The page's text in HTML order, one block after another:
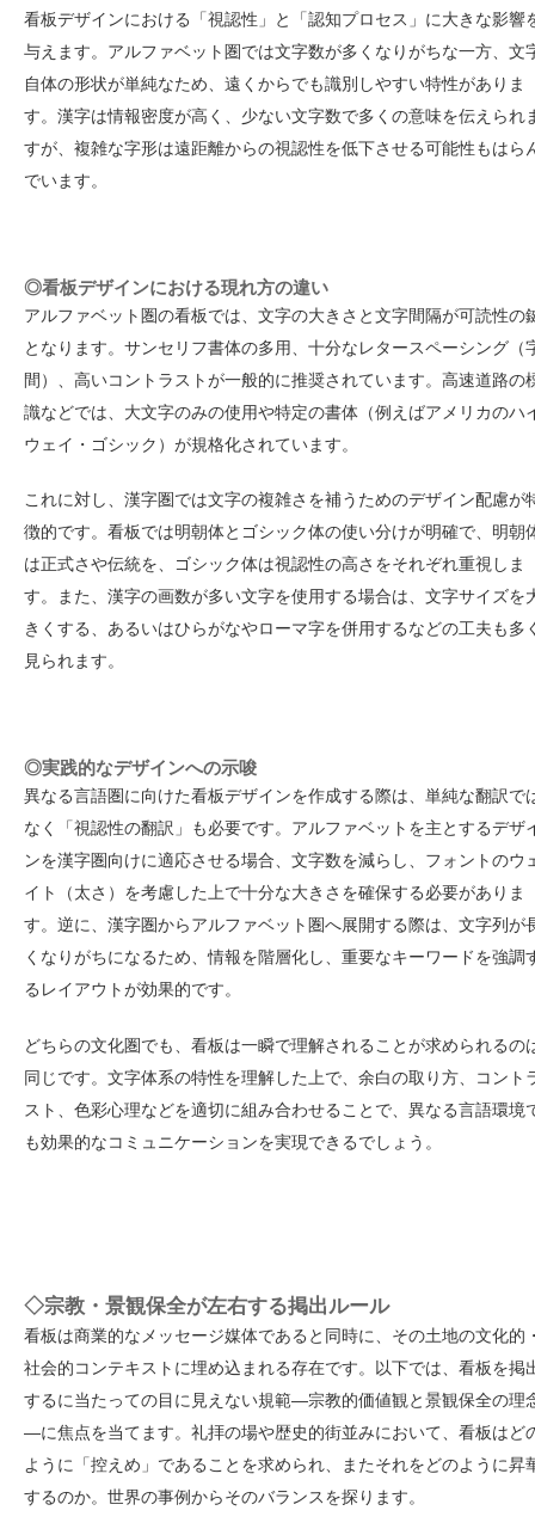
看板デザインにおける「視認性」と「認知プロセス」に大きな影響
与えます。アルファベット圏では文字数が多くなりがちな一方、文
自体の形状が単純なため、遠くからでも識別しやすい特性がありま
す。漢字は情報密度が高く、少ない文字数で多くの意味を伝えられ
すが、複雑な字形は遠距離からの視認性を低下させる可能性もはら
でいます。
◎看板デザインにおける現れ方の違い
アルファベット圏の看板では、文字の大きさと文字間隔が可読性の
となります。サンセリフ書体の多用、十分なレタースペーシング（
間）、高いコントラストが一般的に推奨されています。高速道路の
識などでは、大文字のみの使用や特定の書体（例えばアメリカのハ
ウェイ・ゴシック）が規格化されています。
これに対し、漢字圏では文字の複雑さを補うためのデザイン配慮が
徴的です。看板では明朝体とゴシック体の使い分けが明確で、明朝
は正式さや伝統を、ゴシック体は視認性の高さをそれぞれ重視しま
す。また、漢字の画数が多い文字を使用する場合は、文字サイズを
きくする、あるいはひらがなやローマ字を併用するなどの工夫も多
見られます。
◎実践的なデザインへの示唆
異なる言語圏に向けた看板デザインを作成する際は、単純な翻訳で
なく「視認性の翻訳」も必要です。アルファベットを主とするデザ
ンを漢字圏向けに適応させる場合、文字数を減らし、フォントのウ
イト（太さ）を考慮した上で十分な大きさを確保する必要がありま
す。逆に、漢字圏からアルファベット圏へ展開する際は、文字列が
くなりがちになるため、情報を階層化し、重要なキーワードを強調
るレイアウトが効果的です。
どちらの文化圏でも、看板は一瞬で理解されることが求められるの
同じです。文字体系の特性を理解した上で、余白の取り方、コント
スト、色彩心理などを適切に組み合わせることで、異なる言語環境
も効果的なコミュニケーションを実現できるでしょう。
◇宗教・景観保全が左右する掲出ルール
看板は商業的なメッセージ媒体であると同時に、その土地の文化的
社会的コンテキストに埋め込まれる存在です。以下では、看板を掲
するに当たっての目に見えない規範—宗教的価値観と景観保全の理
—に焦点を当てます。礼拝の場や歴史的街並みにおいて、看板はど
ように「控えめ」であることを求められ、またそれをどのように昇
するのか。世界の事例からそのバランスを探ります。